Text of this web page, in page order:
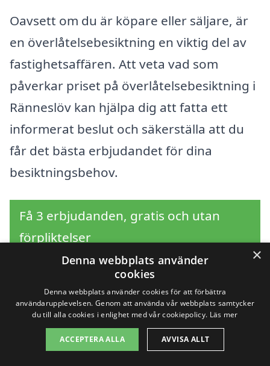
Oavsett om du är köpare eller säljare, är
en överlåtelsebesiktning en viktig del av
fastighetsaffären. Att veta vad som
påverkar priset på överlåtelsebesiktning i
Ränneslöv kan hjälpa dig att fatta ett
informerat beslut och säkerställa att du
får det bästa erbjudandet för dina
besiktningsbehov.
Få 3 erbjudanden, gratis och utan
förpliktelser
Sök efter en
professionell för
×
Denna webbplats använder
cookies
Denna webbplats använder cookies för att förbättra
användarupplevelsen. Genom att använda vår webbplats samtycker
du till alla cookies i enlighet med vår cookiepolicy. Läs mer
ACCEPTERA ALLA AVVISA ALLT